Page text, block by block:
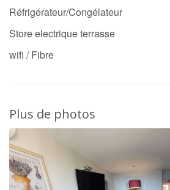
Réfrigérateur/Congélateur
Store electrique terrasse
wifi / Fibre
Plus de photos